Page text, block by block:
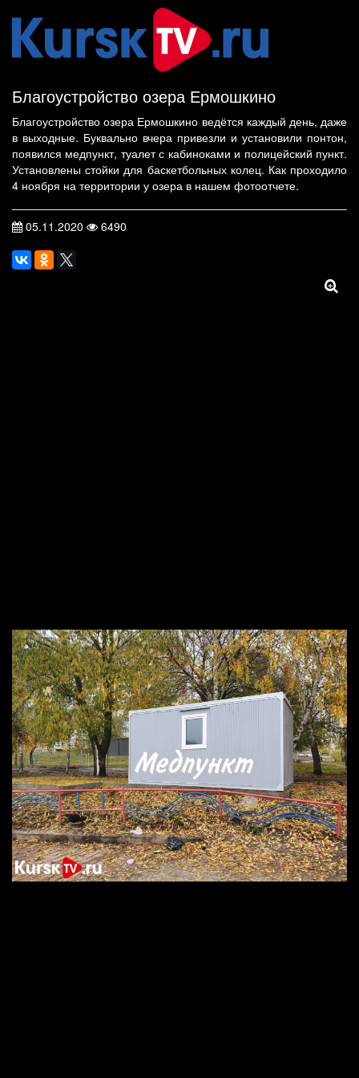
Благоустройство озера Ермошкино
Благоустройство озера Ермошкино ведётся каждый день, даже
в выходные. Буквально вчера привезли и установили понтон,
появился медпункт, туалет с кабиноками и полицейский пункт.
Установлены стойки для баскетбольных колец. Как проходило
4 ноября на территории у озера в нашем фотоотчете.
05.11.2020 6490